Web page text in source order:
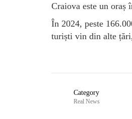
Craiova este un oraș
În 2024, peste
turiști vin din alte
Category
Real News